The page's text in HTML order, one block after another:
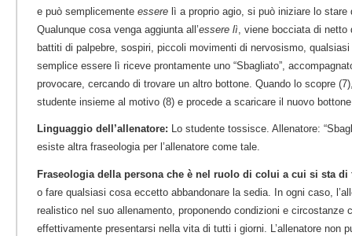
e può semplicemente essere lì a proprio agio, si può iniziare lo stare
Qualunque cosa venga aggiunta all’essere lì , viene bocciata di
battiti di palpebre, sospiri, piccoli movimenti di nervosismo,
semplice essere lì riceve prontamente uno “Sbagliato”,
provocare, cercando di trovare un altro bottone. Quando lo scopre
studente insieme al motivo (8) e procede a scaricare il nuovo
Linguaggio dell’allenatore: Lo studente tossisce. Allenatore:
esiste altra fraseologia per l’allenatore come tale.
Fraseologia della persona che è nel ruolo di colui a cui si sta di
o fare qualsiasi cosa eccetto abbandonare la sedia. In ogni caso,
realistico nel suo allenamento, proponendo condizioni e circostanze
effettivamente presentarsi nella vita di tutti i giorni. L’allenatore non